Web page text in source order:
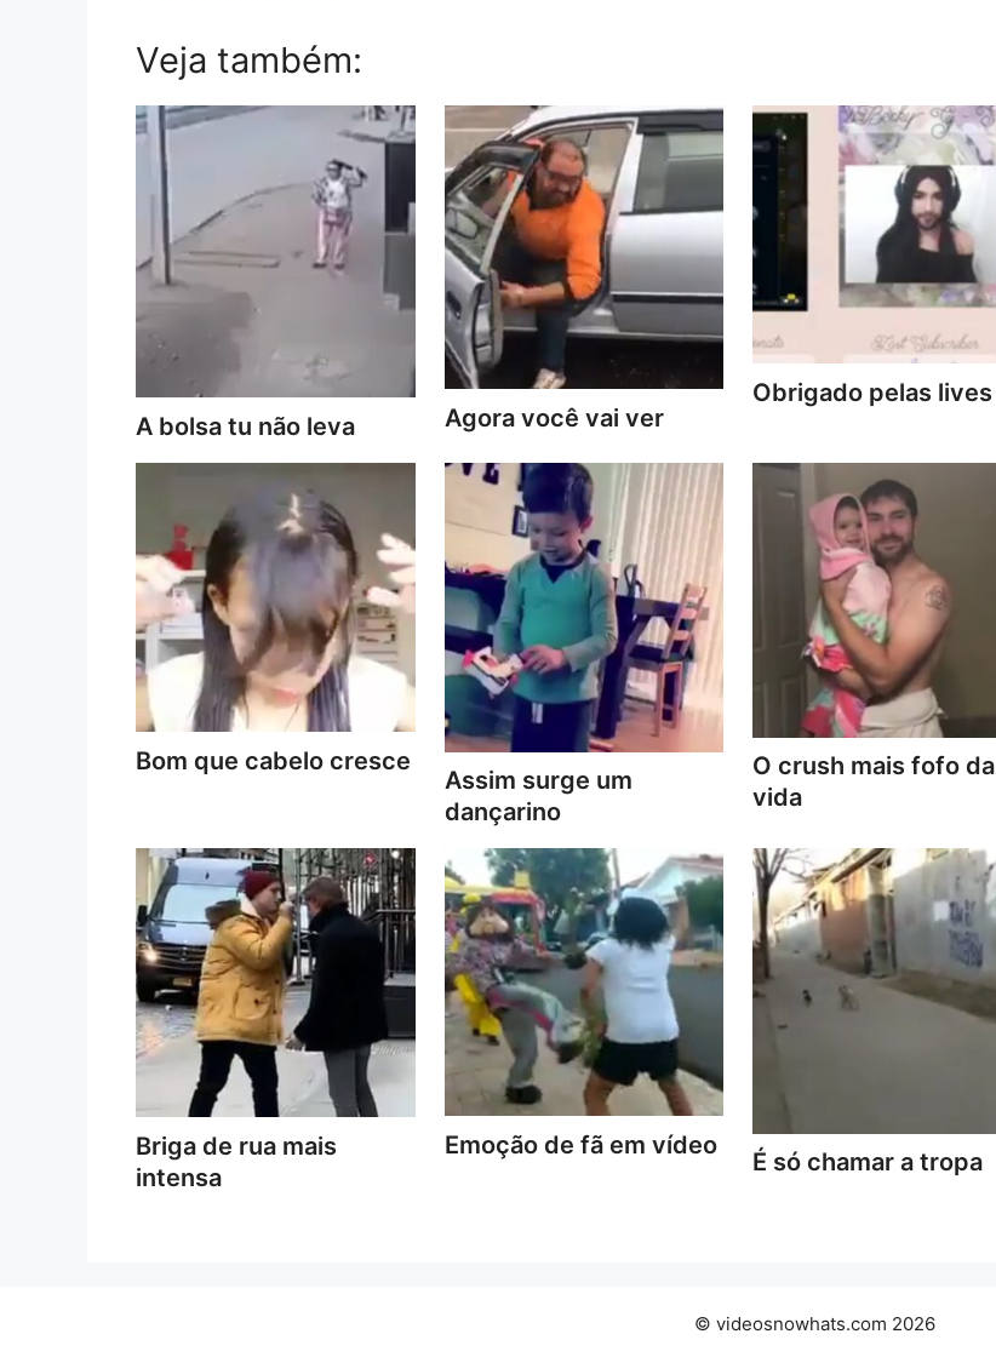
Veja também:
A bolsa tu não leva Agora você vai ver
Obrigado pelas lives
Bom que cabelo cresce
Assim surge um
dançarino
O crush mais fofo da
vida
Briga de rua mais
intensa
Emoção de fã em vídeo
É só chamar a tropa
© videosnowhats.com 2026